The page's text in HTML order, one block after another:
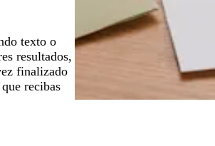
texto o
resultados,
finalizado
recibas